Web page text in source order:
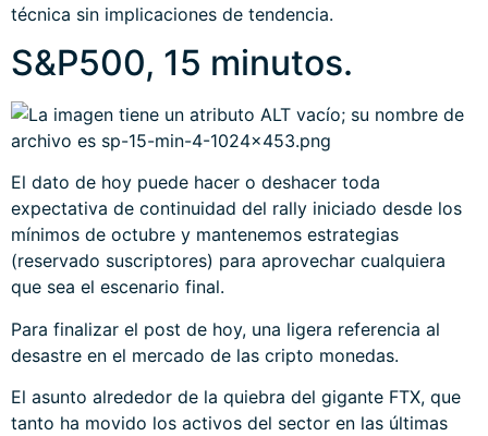
técnica sin implicaciones de tendencia.
S&P500, 15 minutos.
El dato de hoy puede hacer o deshacer toda
expectativa de continuidad del rally iniciado desde los
mínimos de octubre y mantenemos estrategias
(reservado suscriptores) para aprovechar cualquiera
que sea el escenario final.
Para finalizar el post de hoy, una ligera referencia al
desastre en el mercado de las cripto monedas.
El asunto alrededor de la quiebra del gigante FTX, que
tanto ha movido los activos del sector en las últimas